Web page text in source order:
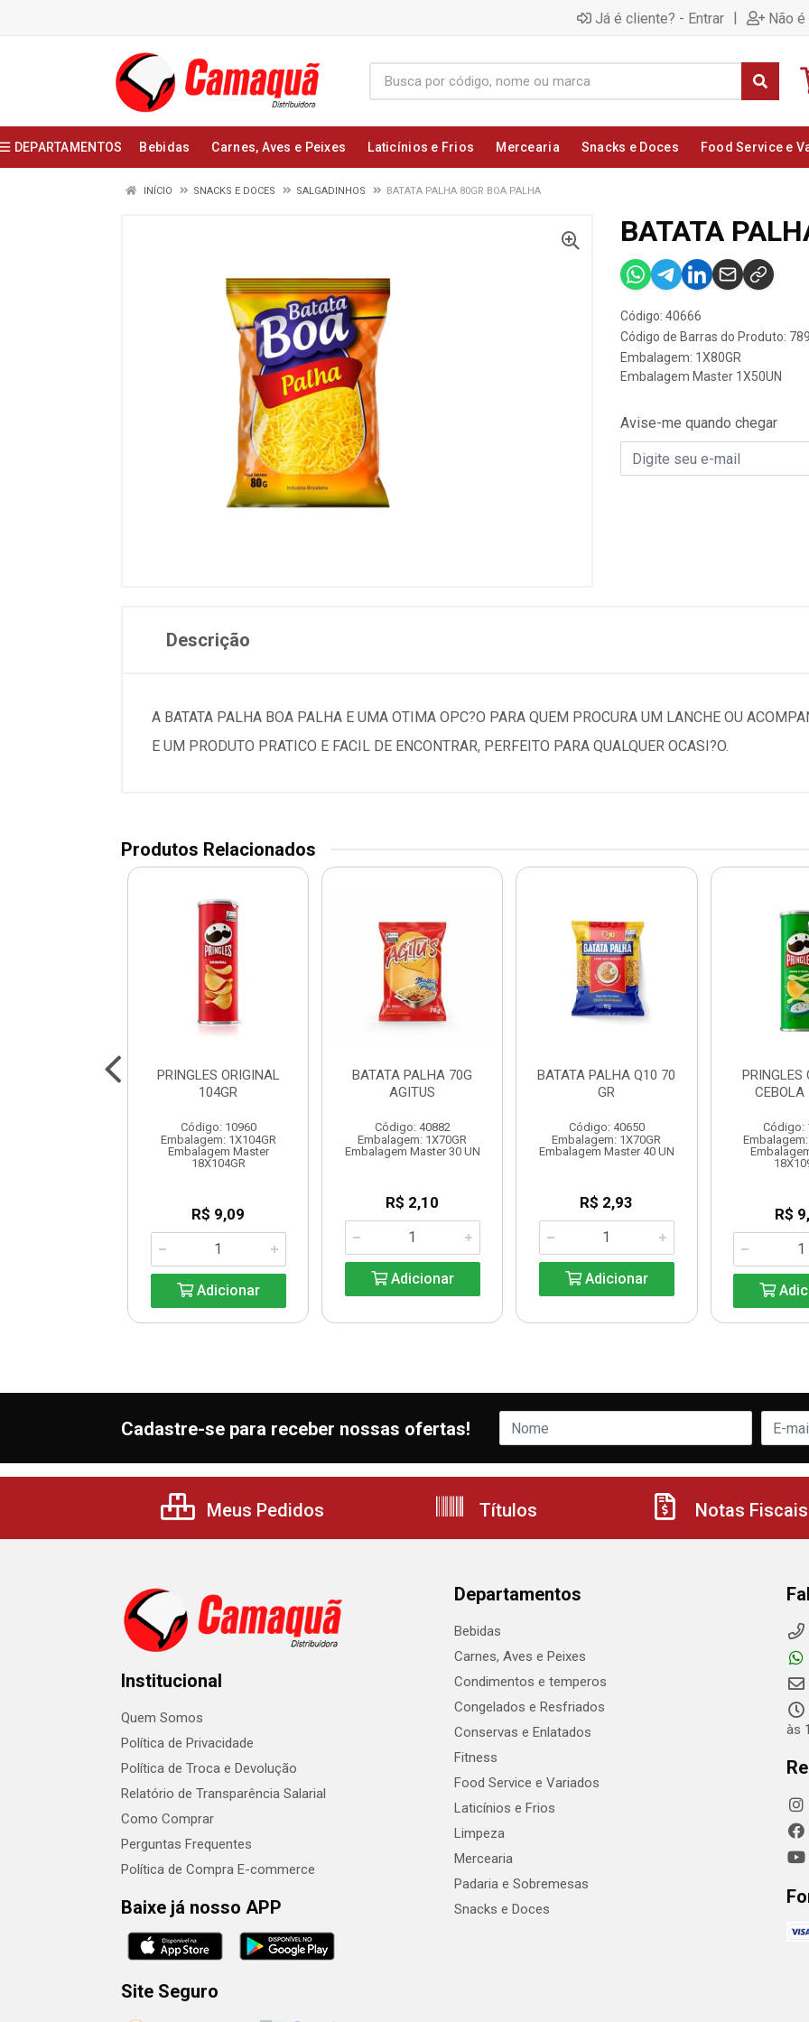
Já é cliente? - Entrar | Não
DEPARTAMENTOS Bebidas Carnes, Aves e Peixes Laticínios e Frios Mercearia Snacks e Doces Food Service e
INÍCIO SNACKS E DOCES SALGADINHOS BATATA PALHA 80GR BOA PALHA
BATATA
Código: 40666
Código de Barras do Produto:
Embalagem: 1X80GR
Embalagem Master 1X50UN
Avise-me quando chegar
Descrição
A BATATA PALHA BOA PALHA E UMA OTIMA OPC?O PARA QUEM PROCURA UM LANCHE OU
E UM PRODUTO PRATICO E FACIL DE ENCONTRAR, PERFEITO PARA QUALQUER OCASI?O.
Produtos Relacionados
PRINGLES ORIGINAL
104GR
Código: 10960
Embalagem: 1X104GR
Embalagem Master
18X104GR
R$ 9,09
Adicionar
BATATA PALHA 70G
AGITUS
Código: 40882
Embalagem: 1X70GR
Embalagem Master 30 UN
R$ 2,10
Adicionar
BATATA PALHA Q10 70
GR
Código: 40650
Embalagem: 1X70GR
Embalagem Master 40 UN
R$ 2,93
Adicionar
PRINGLES
CEBOLA
Código:
R$
Cadastre-se para receber nossas ofertas!
Meus Pedidos Títulos Notas Fiscais
Institucional
Quem Somos
Política de Privacidade
Política de Troca e Devolução
Relatório de Transparência Salarial
Como Comprar
Perguntas Frequentes
Política de Compra E-commerce
Baixe já nosso APP
Site Seguro
Departamentos
Bebidas
Carnes, Aves e Peixes
Condimentos e temperos
Congelados e Resfriados
Conservas e Enlatados
Fitness
Food Service e Variados
Laticínios e Frios
Limpeza
Mercearia
Padaria e Sobremesas
Snacks e Doces
às